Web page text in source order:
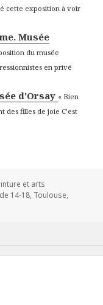
cette exposition à voir
Musée
du musée
en privé
d'Orsay « Bien
des filles de joie C’est
et arts
14-18, Toulouse,